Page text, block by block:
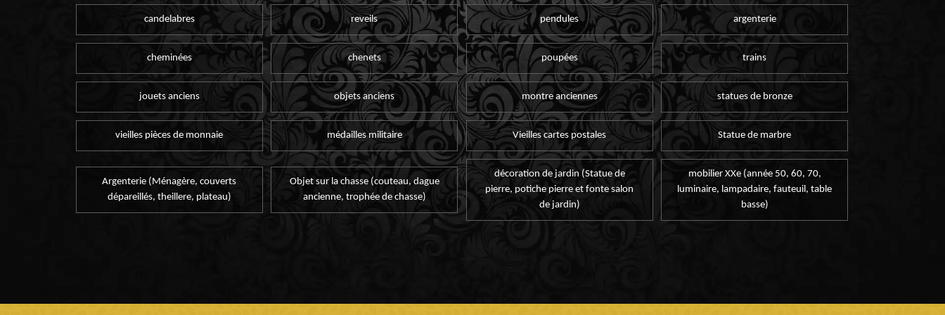
candelabres reveils pendules argenterie
cheminées chenets poupées trains
jouets anciens objets anciens montre anciennes statues de bronze
vieilles pièces de monnaie médailles militaire Vieilles cartes postales Statue de marbre
Argenterie (Ménagère, couverts
dépareillés, theillere, plateau)
Objet sur la chasse (couteau, dague
ancienne, trophée de chasse)
décoration de jardin (Statue de
pierre, potiche pierre et fonte salon
de jardin)
mobilier XXe (année 50, 60, 70,
luminaire, lampadaire, fauteuil, table
basse)